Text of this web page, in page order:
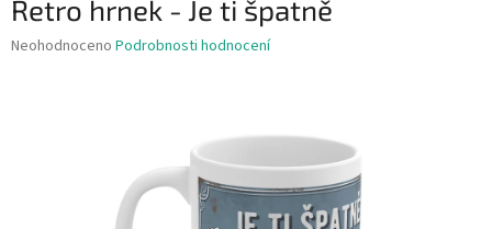
Retro hrnek - Je ti špatně
Průměrné
Neohodnoceno Podrobnosti hodnocení